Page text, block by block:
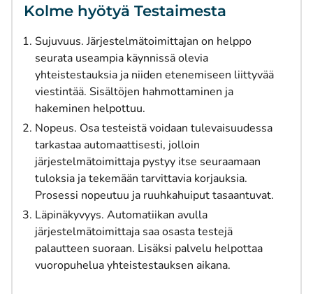
Kolme hyötyä Testaimesta
Sujuvuus. Järjestelmätoimittajan on helppo
seurata useampia käynnissä olevia
yhteistestauksia ja niiden etenemiseen liittyvää
viestintää. Sisältöjen hahmottaminen ja
hakeminen helpottuu.
Nopeus. Osa testeistä voidaan tulevaisuudessa
tarkastaa automaattisesti, jolloin
järjestelmätoimittaja pystyy itse seuraamaan
tuloksia ja tekemään tarvittavia korjauksia.
Prosessi nopeutuu ja ruuhkahuiput tasaantuvat.
Läpinäkyvyys. Automatiikan avulla
järjestelmätoimittaja saa osasta testejä
palautteen suoraan. Lisäksi palvelu helpottaa
vuoropuhelua yhteistestauksen aikana.